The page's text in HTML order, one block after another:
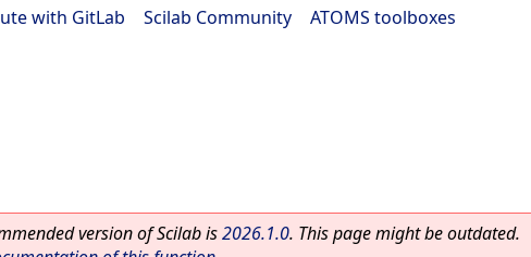
with GitLab Scilab Community ATOMS toolboxes
version of Scilab is2026.1.0. This page might be outdated.